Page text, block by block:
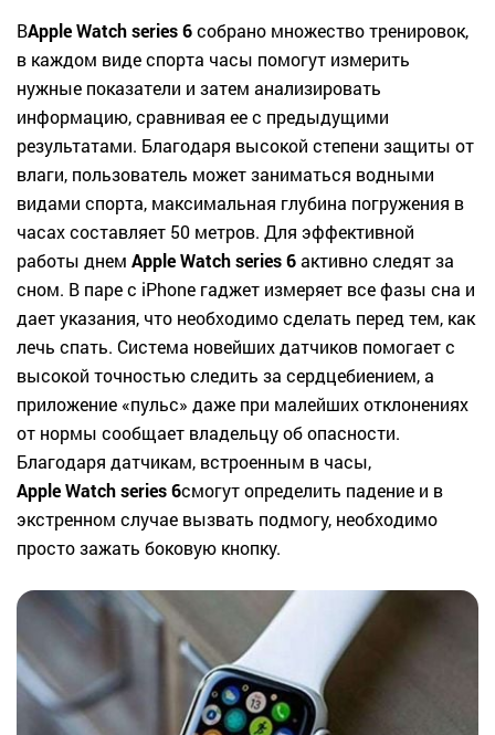
ВApple Watch series 6собрано множество тренировок,
в каждом виде спорта часы помогут измерить
нужные показатели и затем анализировать
информацию, сравнивая ее с предыдущими
результатами. Благодаря высокой степени защиты от
влаги, пользователь может заниматься водными
видами спорта, максимальная глубина погружения в
часах составляет 50 метров. Для эффективной
работы днем Apple Watch series 6активно следят за
сном. В паре с iPhone гаджет измеряет все фазы сна и
дает указания, что необходимо сделать перед тем, как
лечь спать. Система новейших датчиков помогает с
высокой точностью следить за сердцебиением, а
приложение «пульс» даже при малейших отклонениях
от нормы сообщает владельцу об опасности.
Благодаря датчикам, встроенным в часы,
Apple Watch series 6смогут определить падение и в
экстренном случае вызвать подмогу, необходимо
просто зажать боковую кнопку.